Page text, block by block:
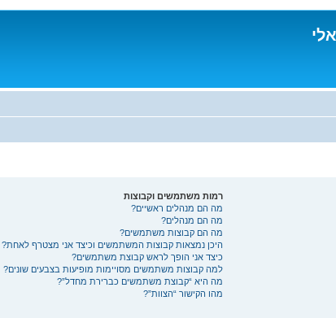
רמות משתמשים וקבוצות
מה הם מנהלים ראשיים?
מה הם מנהלים?
מה הם קבוצות משתמשים?
היכן נמצאות קבוצות המשתמשים וכיצד אני מצטרף לאחת?
כיצד אני הופך לראש קבוצת משתמשים?
למה קבוצות משתמשים מסויימות מופיעות בצבעים שונים?
מה היא “קבוצת משתמשים כברירת מחדל”?
מהו הקישור “הצוות”?